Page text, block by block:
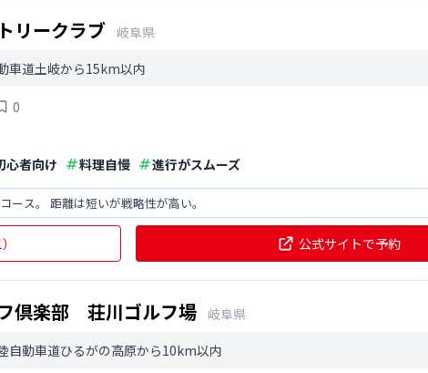
リークラブ
岐阜県
車道土岐から15km以内
0
心者向け 料理自慢 進行がスムーズ
ース。 距離は短いが戦略性が高い。
） 公式サイトで予約
倶楽部 荘川ゴルフ場
岐阜県
自動車道ひるがの高原から10km以内